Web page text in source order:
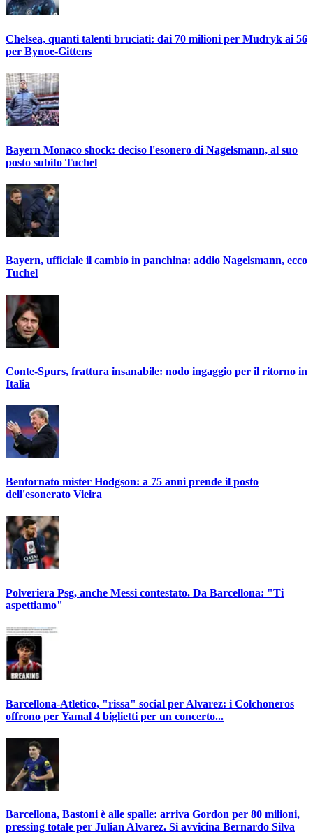
Chelsea, quanti talenti bruciati: dai 70 milioni per Mudryk ai 56
per Bynoe-Gittens
Bayern Monaco shock: deciso l'esonero di Nagelsmann, al suo
posto subito Tuchel
Bayern, ufficiale il cambio in panchina: addio Nagelsmann, ecco
Tuchel
Conte-Spurs, frattura insanabile: nodo ingaggio per il ritorno in
Italia
Bentornato mister Hodgson: a 75 anni prende il posto
dell'esonerato Vieira
Polveriera Psg, anche Messi contestato. Da Barcellona: "Ti
aspettiamo"
Barcellona-Atletico, "rissa" social per Alvarez: i Colchoneros
offrono per Yamal 4 biglietti per un concerto...
Barcellona, Bastoni è alle spalle: arriva Gordon per 80 milioni,
pressing totale per Julian Alvarez. Si avvicina Bernardo Silva